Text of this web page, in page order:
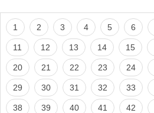
1 2 3 4 5 6
11 12 13 14 15
20 21 22 23 24
29 30 31 32 33
38 39 40 41 42